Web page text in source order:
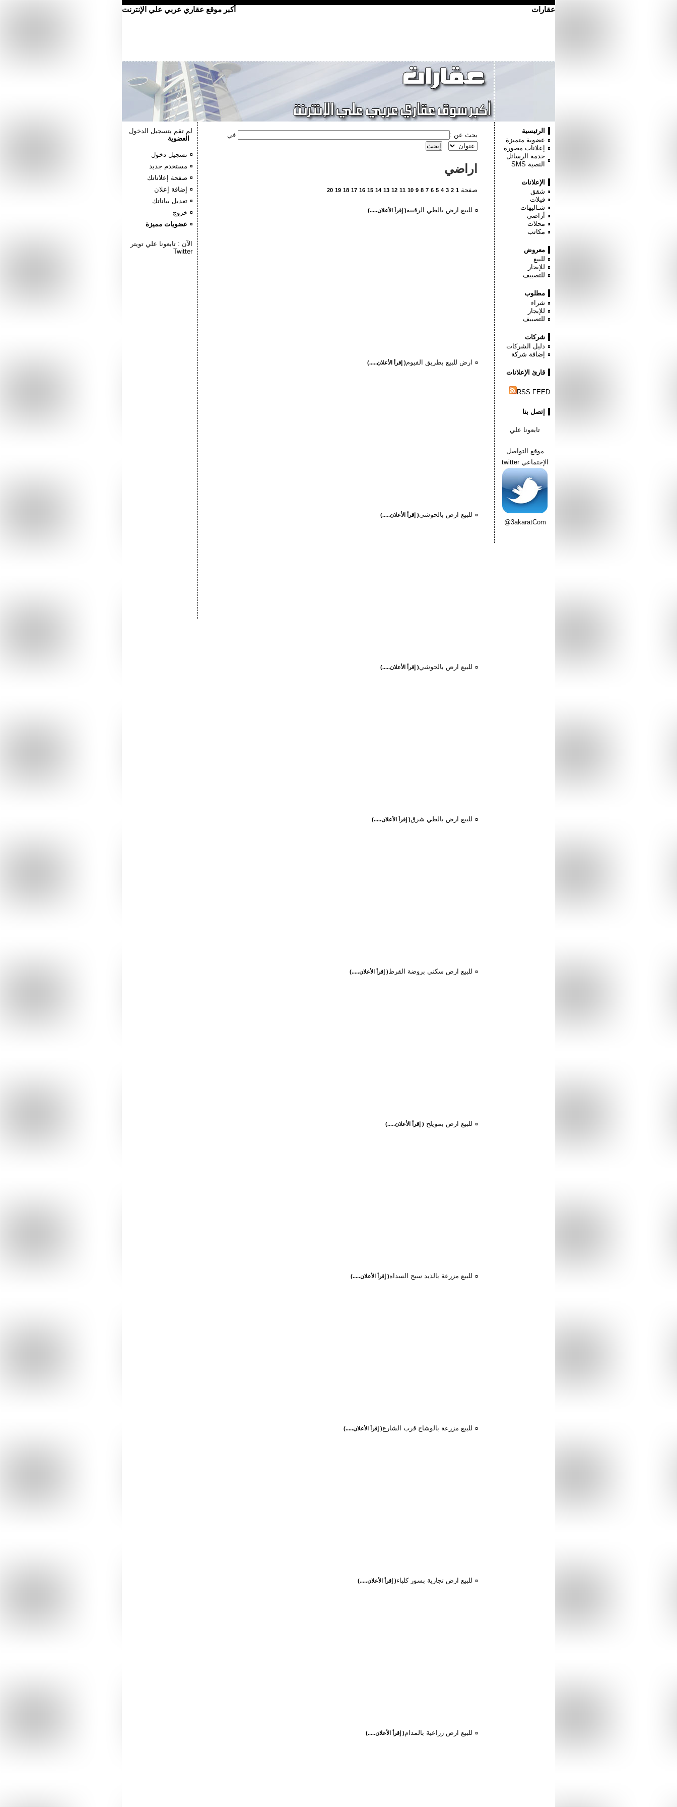
عقارات أكبر موقع عقاري عربي علي الإنترنت
لم تقم بتسجيل الدخول
العضوية
تسجيل دخول
مستخدم جديد
صفحة إعلاناتك
إضافة إعلان
تعديل بياناتك
خروج
عضويات مميزة
الآن : تابعونا علي تويتر
Twitter
بحث عن : في
اراضي
صفحة 1
2
3
4
5
6
7
8
9
10
11
12
13
14
15
16
17
18
19
20
للبيع ارض بالطي الرقيبة( إقرأ الأعلان.....)
ارض للبيع بطريق الفيوم( إقرأ الأعلان.....)
للبيع ارض بالحوشي( إقرأ الأعلان.....)
للبيع ارض بالحوشي( إقرأ الأعلان.....)
للبيع ارض بالطي شرق( إقرأ الأعلان.....)
للبيع ارض سكني بروضة القرط( إقرأ الأعلان.....)
للبيع ارض بمويلح ( إقرأ الأعلان.....)
للبيع مزرعة بالذيد سيح السداه( إقرأ الأعلان.....)
للبيع مزرعة بالوشاح قرب الشارع( إقرأ الأعلان.....)
للبيع ارض تجارية بسور كلباء( إقرأ الأعلان.....)
للبيع ارض زراعية بالمدام( إقرأ الأعلان.....)
الرئيسية
عضوية متميزة
إعلانات مصورة
خدمة الرسائل
النصية SMS
الإعلانات
شقق
فيلات
شـاليهات
أراضي
محلات
مكاتب
معروض
للبيع
للإيجار
للتصييف
مطلوب
شراء
للإيجار
للتصييف
شركات
دليل الشركات
إضافة شركة
قارئ الإعلانات
RSS FEED
إتصل بنا
تابعونا علي
موقع التواصل
الإجتماعي twitter
@3akaratCom